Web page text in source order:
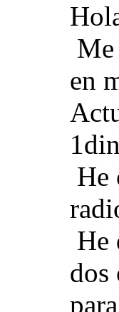
Me
en
He
He
dos